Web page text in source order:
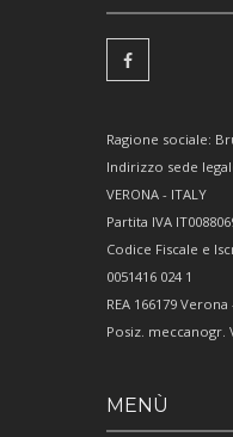
Ragione sociale:
Indirizzo sede
VERONA - ITALY
Partita IVA
Codice Fiscale e
0051416 024 1
REA 166179
Posiz. meccanogr.
MENÙ